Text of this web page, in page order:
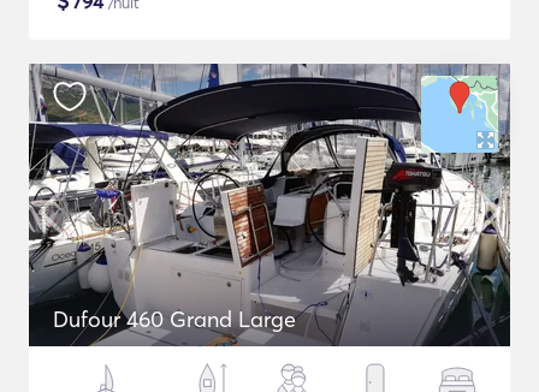
Dufour 460 Grand Large